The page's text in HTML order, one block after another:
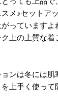
メ♪セットア
っていますよ
上の上質な着
ンは冬には肌
上手く使って